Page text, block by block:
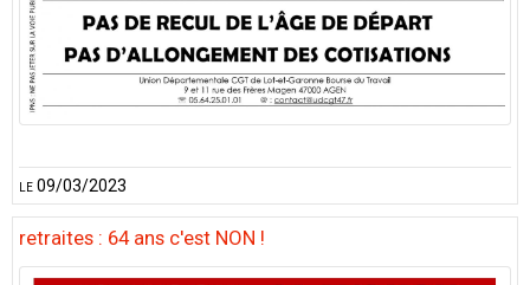
le 09/03/2023
retraites : 64 ans c'est NON !